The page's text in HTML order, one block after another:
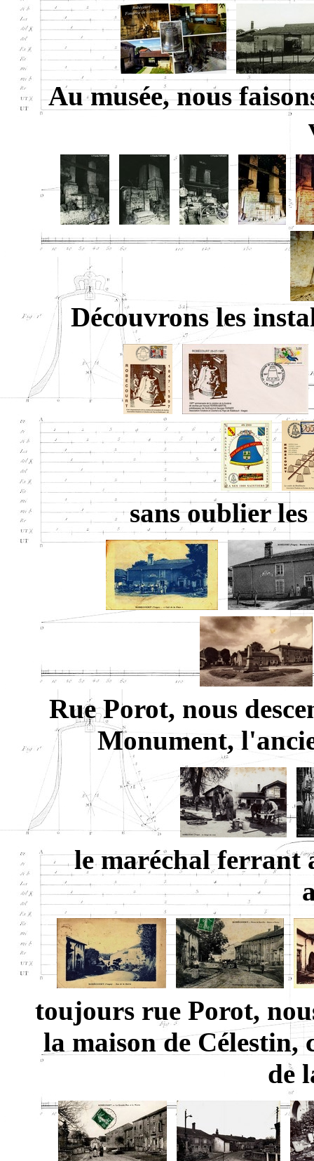
Au musée, nous
Découvrons les
sans oublier
Rue Porot, nous
Monument,
le maréchal ferrant
toujours rue Porot,
la maison de
de